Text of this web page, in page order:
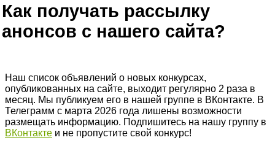
Как получать рассылку
анонсов с нашего сайта?
Наш список объявлений о новых конкурсах,
опубликованных на сайте, выходит регулярно 2 раза в
месяц. Мы публикуем его в нашей группе в ВКонтакте. В
Телеграмм с марта 2026 года лишены возможности
размещать информацию. Подпишитесь на нашу группу в
ВКонтакте и не пропустите свой конкурс!